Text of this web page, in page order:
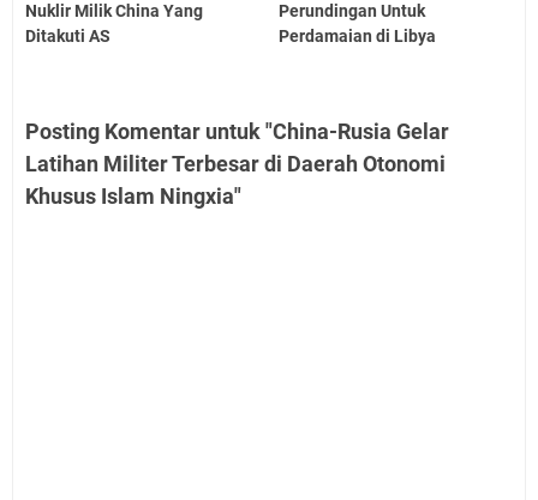
Nuklir Milik China Yang
Ditakuti AS
Perundingan Untuk
Perdamaian di Libya
Posting Komentar untuk "China-Rusia Gelar
Latihan Militer Terbesar di Daerah Otonomi
Khusus Islam Ningxia"